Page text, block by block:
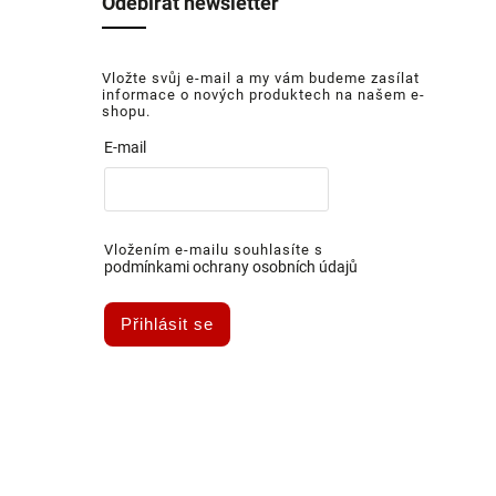
Vložte svůj e-mail a my vám budeme zasílat
informace o nových produktech na našem e-
shopu.
E-mail
Vložením e-mailu souhlasíte s
podmínkami ochrany osobních údajů
Přihlásit se